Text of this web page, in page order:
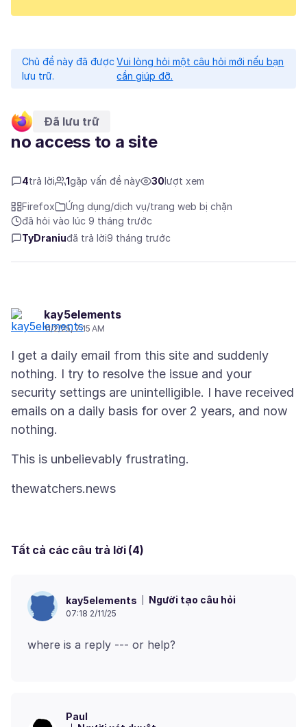
Chủ đề này đã được
lưu trữ.
Vui lòng hỏi một câu hỏi mới nếu bạn
cần giúp đỡ.
Đã lưu trữ
no access to a site
4trả lời 1gặp vấn đề này 30lượt xem
Firefox
Ứng dụng/dịch vụ/trang web bị chặn
đã hỏi vào lúc 9 tháng trước
TyDraniuđã trả lời9 tháng trước
kay5elements
11/2/25, 7:15 AM
I get a daily email from this site and suddenly
nothing. I try to resolve the issue and your
security settings are unintelligible. I have received
emails on a daily basis for over 2 years, and now
Tất cả các câu trả lời (4)
kay5elements Người tạo câu hỏi
07:18 2/11/25
Paul